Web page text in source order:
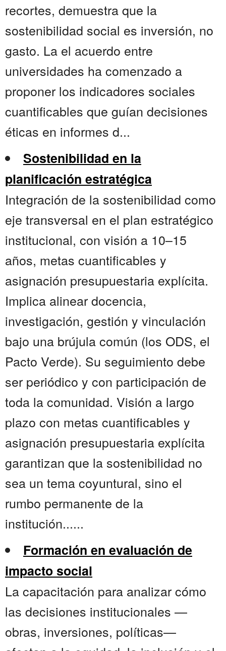
recortes, demuestra que la
sostenibilidad social es inversión, no
gasto. La el acuerdo entre
universidades ha comenzado a
proponer los indicadores sociales
cuantificables que guían decisiones
éticas en informes d...
Sostenibilidad en la
planificación estratégica
Integración de la sostenibilidad como
eje transversal en el plan estratégico
institucional, con visión a 10–15
años, metas cuantificables y
asignación presupuestaria explícita.
Implica alinear docencia,
investigación, gestión y vinculación
bajo una brújula común (los ODS, el
Pacto Verde). Su seguimiento debe
ser periódico y con participación de
toda la comunidad. Visión a largo
plazo con metas cuantificables y
asignación presupuestaria explícita
garantizan que la sostenibilidad no
sea un tema coyuntural, sino el
rumbo permanente de la
institución......
Formación en evaluación de
impacto social
La capacitación para analizar cómo
las decisiones institucionales —
obras, inversiones, políticas—